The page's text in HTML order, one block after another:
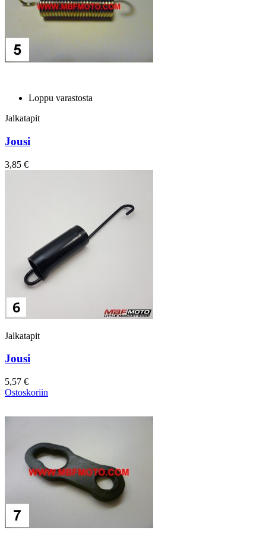
Loppu varastosta
Jalkatapit
Jousi
3,85 €
Jalkatapit
Jousi
5,57 €
Ostoskoriin